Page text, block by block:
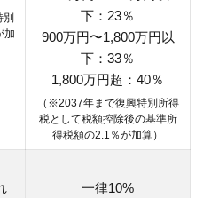
加
下：23％
900万円〜1,800万円以
下：33％
1,800万円超：40％
（※2037年まで復興特別所得
税として税額控除後の基準所
得税額の2.1％が加算）
一律10%